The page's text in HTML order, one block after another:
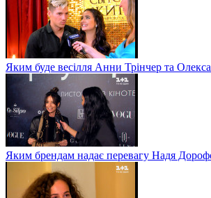
Яким буде весілля Анни Трінчер та
Яким брендам надає перевагу Надя